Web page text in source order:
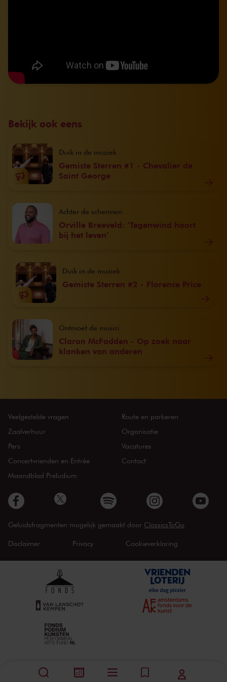
Bekijk ook eens
Gemiste Sterren #1 - Chevalier de
Saint George
Duik in de muziek
Orville Breeveld: ‘Tegenwind hoort
bij het leven’
Achter de schermen
Gemiste Sterren #2 - Florence Price
Duik in de muziek
Claron McFadden - Op zoek naar
klanken van anderen
Ontmoet de musici
Veelgestelde vragen
Zaalverhuur
Pers
Concertvrienden en Entrée
Maandblad Preludium
Route en parkeren
Organisatie
Vacatures
Contact
Geluidsfragmenten mogelijk gemaakt door ClassicsToGo
Disclaimer Privacy Cookieverklaring